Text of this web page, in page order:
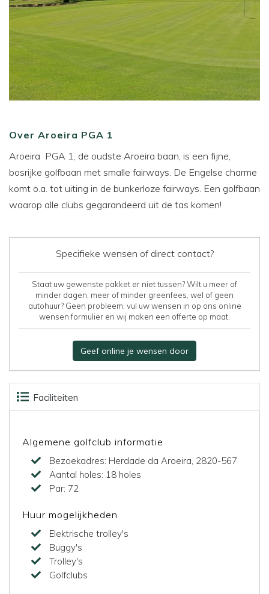
Over Aroeira PGA 1
Aroeira PGA 1, de oudste Aroeira baan, is een fijne,
bosrijke golfbaan met smalle fairways. De Engelse charme
komt o.a. tot uiting in de bunkerloze fairways. Een golfbaan
waarop alle clubs gegarandeerd uit de tas komen!
Specifieke wensen of direct contact?
Staat uw gewenste pakket er niet tussen? Wilt u meer of
minder dagen, meer of minder greenfees, wel of geen
autohuur? Geen probleem, vul uw wensen in op ons online
wensen formulier en wij maken een offerte op maat.
Geef online je wensen door
Faciliteiten
Algemene golfclub informatie
Bezoekadres: Herdade da Aroeira, 2820-567
Aantal holes: 18 holes
Par: 72
Huur mogelijkheden
Elektrische trolley's
Buggy's
Trolley's
Golfclubs